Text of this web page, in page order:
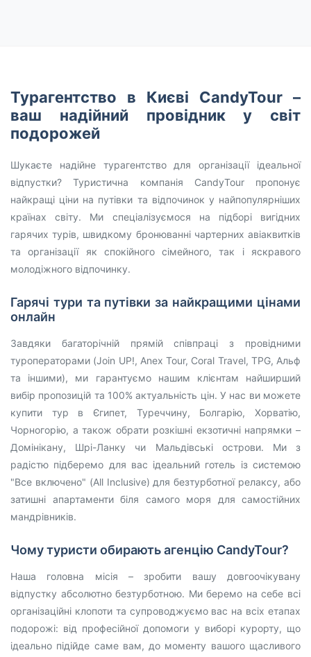
Турагентство в Києві CandyTour –
ваш надійний провідник у світ
подорожей
Шукаєте надійне турагентство для організації ідеальної
відпустки? Туристична компанія CandyTour пропонує
найкращі ціни на путівки та відпочинок у найпопулярніших
країнах світу. Ми спеціалізуємося на підборі вигідних
гарячих турів, швидкому бронюванні чартерних авіаквитків
та організації як спокійного сімейного, так і яскравого
молодіжного відпочинку.
Гарячі тури та путівки за найкращими цінами
онлайн
Завдяки багаторічній прямій співпраці з провідними
туроператорами (Join UP!, Anex Tour, Coral Travel, TPG, Альф
та іншими), ми гарантуємо нашим клієнтам найширший
вибір пропозицій та 100% актуальність цін. У нас ви можете
купити тур в Єгипет, Туреччину, Болгарію, Хорватію,
Чорногорію, а також обрати розкішні екзотичні напрямки –
Домінікану, Шрі-Ланку чи Мальдівські острови. Ми з
радістю підберемо для вас ідеальний готель із системою
"Все включено" (All Inclusive) для безтурботної релаксу, або
затишні апартаменти біля самого моря для самостійних
мандрівників.
Чому туристи обирають агенцію CandyTour?
Наша головна місія – зробити вашу довгоочікувану
відпустку абсолютно безтурботною. Ми беремо на себе всі
організаційні клопоти та супроводжуємо вас на всіх етапах
подорожі: від професійної допомоги у виборі курорту, що
ідеально підійде саме вам, до моменту вашого щасливого